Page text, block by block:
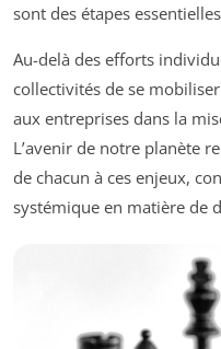
sont des étapes
Au-delà des efforts
collectivités de se
aux entreprises dans la
L’avenir de notre planète
de chacun à ces enjeux,
systémique en matière de